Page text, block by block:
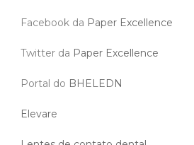
Facebook da Paper Excellence
Twitter da Paper Excellence
Portal do BHELEDN
Elevare